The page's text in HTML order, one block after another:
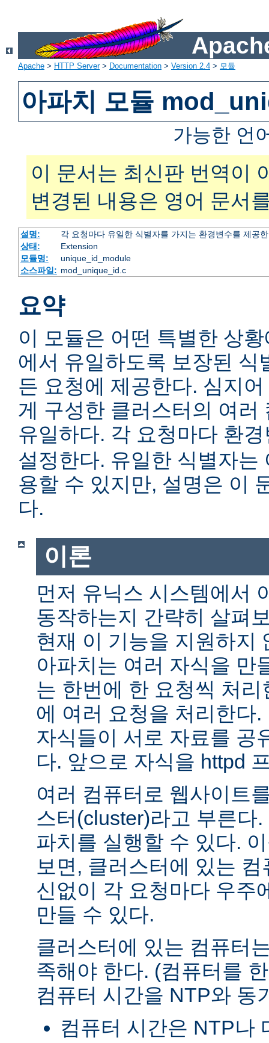
Apache > HTTP Server> Documentation > Version 2.4 > 모듈
아파치 모듈
가능한 언
이 문서는 최신판 번역이
변경된 내용은 영어 문서
설명:
각 요청마다 유일한 식별자를 가지는 환경변수를 제공
상태:
Extension
모듈명:
unique_id_module
소스파일: mod_unique_id.c
요약
이 모듈은 어떤 특별한 상
에서 유일하도록 보장된 식
든 요청에 제공한다. 심지
게 구성한 클러스터의 여러
유일하다. 각 요청마다 환
설정한다. 유일한 식별자는
용할 수 있지만, 설명은 이
다.
이론
먼저 유닉스 시스템에서
동작하는지 간략히 살펴
현재 이 기능을 지원하지
아파치는 여러 자식을 만
는 한번에 한 요청씩 처
에 여러 요청을 처리한다
자식들이 서로 자료를 공
다. 앞으로 자식을 httpd
여러 컴퓨터로 웹사이트
스터(cluster)라고 부른다
파치를 실행할 수 있다.
보면, 클러스터에 있는
신없이 각 요청마다 우주
만들 수 있다.
클러스터에 있는 컴퓨터
족해야 한다. (컴퓨터를
컴퓨터 시간을 NTP와 동
컴퓨터 시간은 NTP나